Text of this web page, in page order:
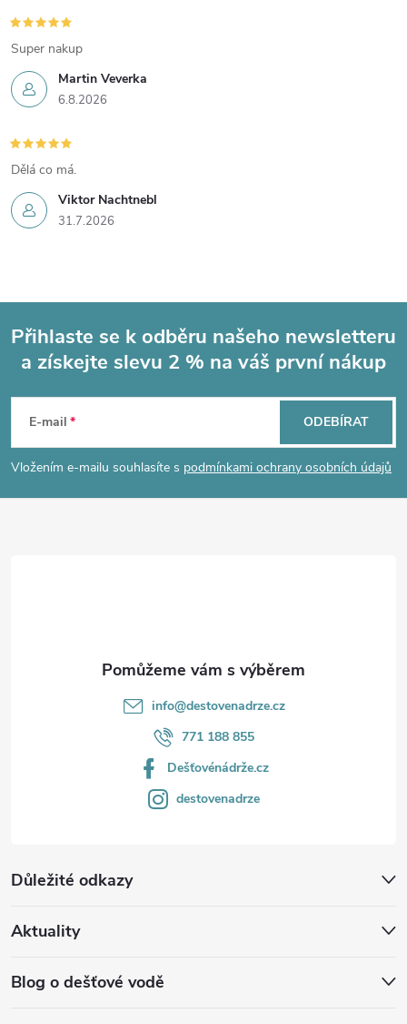
Martin Veverka
6.8.2026
Super nakup
Viktor Nachtnebl
31.7.2026
Dělá co má.
p
Přihlaste se k odběru našeho newsletteru
a získejte slevu 2 % na váš první nákup
E-mail
Vložením e-mailu souhlasíte s podmínkami ochrany osobních údajů
ODEBÍRAT
Důležité odkazy
Aktuality
Blog o dešťové vodě
info@destovenadrze.cz
771 188 855
Dešťovénádrže.cz
destovenadrze